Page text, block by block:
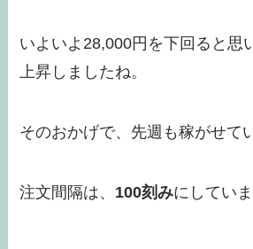
いよいよ28,000円を下回ると思
上昇しましたね。
そのおかげで、先週も稼がせて
注文間隔は、 100刻みにしていま